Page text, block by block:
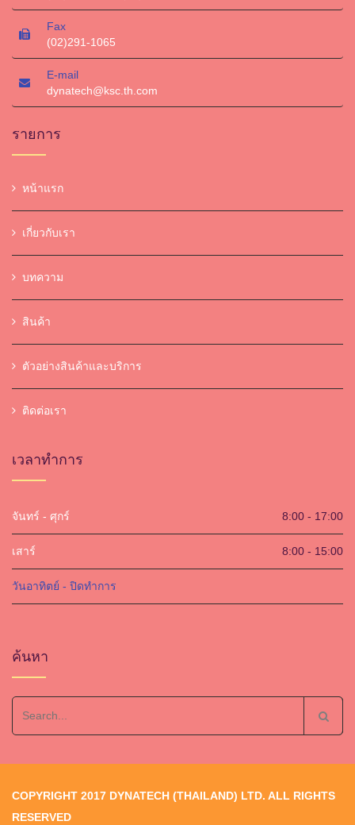
Fax
(02)291-1065
E-mail
dynatech@ksc.th.com
รายการ
หน้าแรก
เกี่ยวกับเรา
บทความ
สินค้า
ตัวอย่างสินค้าและบริการ
ติดต่อเรา
เวลาทำการ
จันทร์ - ศุกร์ 8:00 - 17:00
เสาร์ 8:00 - 15:00
วันอาทิตย์ - ปิดทำการ
ค้นหา
Search
COPYRIGHT 2017 DYNATECH (THAILAND) LTD. ALL RIGHTS
RESERVED